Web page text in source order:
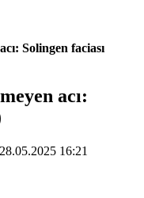
Solingen faciası
acı:
28.05.2025 16:21